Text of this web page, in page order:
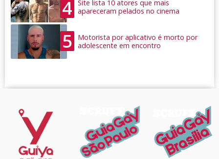
4
Site lista 10 atores que mais
apareceram pelados no cinema
5
Motorista por aplicativo é morto por
adolescente em encontro